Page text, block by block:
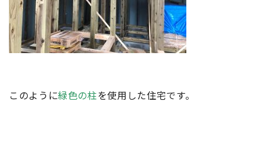
このように緑色の柱を使用した住宅です。